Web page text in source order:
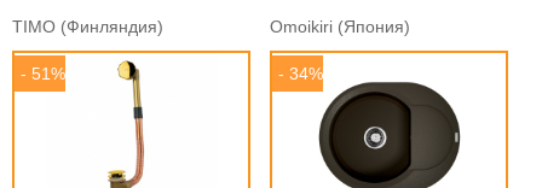
TIMO (Финляндия)
- 51%
Omoikiri (Япония)
- 34%